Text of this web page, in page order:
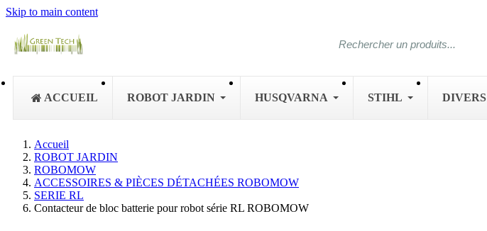
Skip to main content
ACCUEIL ROBOT JARDIN HUSQVARNA STIHL DIVERS
Accueil
ROBOT JARDIN
ROBOMOW
ACCESSOIRES & PIÈCES DÉTACHÉES ROBOMOW
SERIE RL
Contacteur de bloc batterie pour robot série RL ROBOMOW